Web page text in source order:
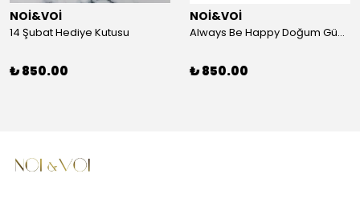
NOİ&VOİ
14 Şubat Hediye Kutusu
₺ 850.00
NOİ&VOİ
Always Be Happy Doğum Günü Hediye Kutusu
₺ 850.00